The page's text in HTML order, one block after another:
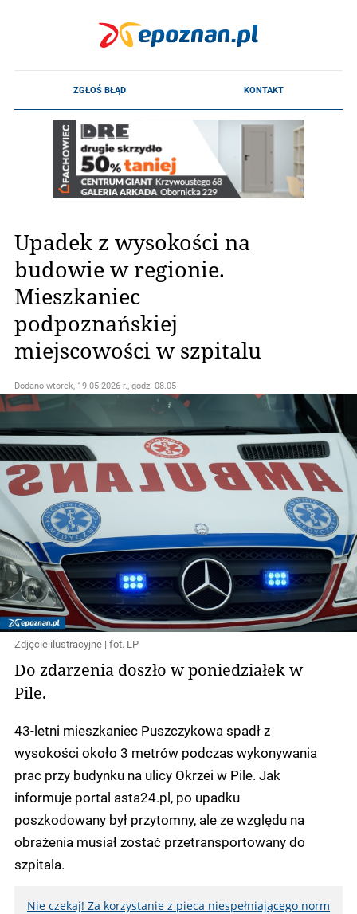
Upadek z wysokości na
budowie w regionie.
Mieszkaniec
podpoznańskiej
miejscowości w szpitalu
Dodano wtorek, 19.05.2026 r., godz. 08.05
Zdjęcie ilustracyjne | fot. LP
Do zdarzenia doszło w poniedziałek w
Pile.
43-letni mieszkaniec Puszczykowa spadł z
wysokości około 3 metrów podczas wykonywania
prac przy budynku na ulicy Okrzei w Pile. Jak
informuje portal asta24.pl, po upadku
poszkodowany był przytomny, ale ze względu na
obrażenia musiał zostać przetransportowany do
szpitala.
Nie czekaj! Za korzystanie z pieca niespełniającego norm